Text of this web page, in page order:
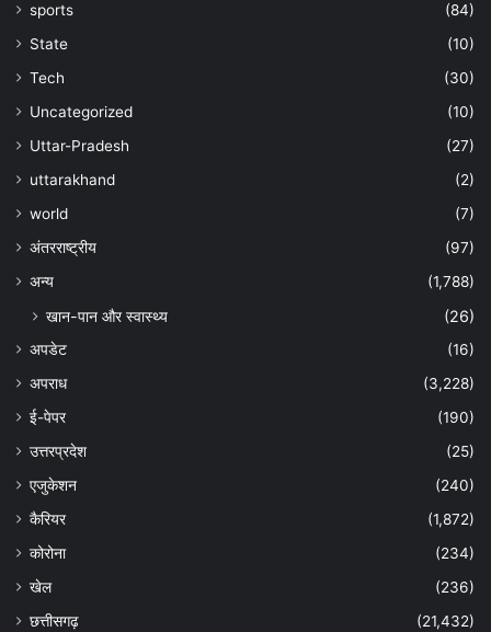
sports
(84)
State
(10)
Tech
(30)
Uncategorized
(10)
Uttar-Pradesh
(27)
uttarakhand
(2)
world
(7)
अंतरराष्ट्रीय
(97)
अन्‍य
(1,788)
खान-पान और स्वास्थ्य (26)
अपडेट
(16)
अपराध
(3,228)
ई-पेपर
(190)
उत्तरप्रदेश
(25)
एजुकेशन
(240)
कैरियर
(1,872)
कोरोना
(234)
खेल
(236)
छत्तीसगढ़
(21,432)